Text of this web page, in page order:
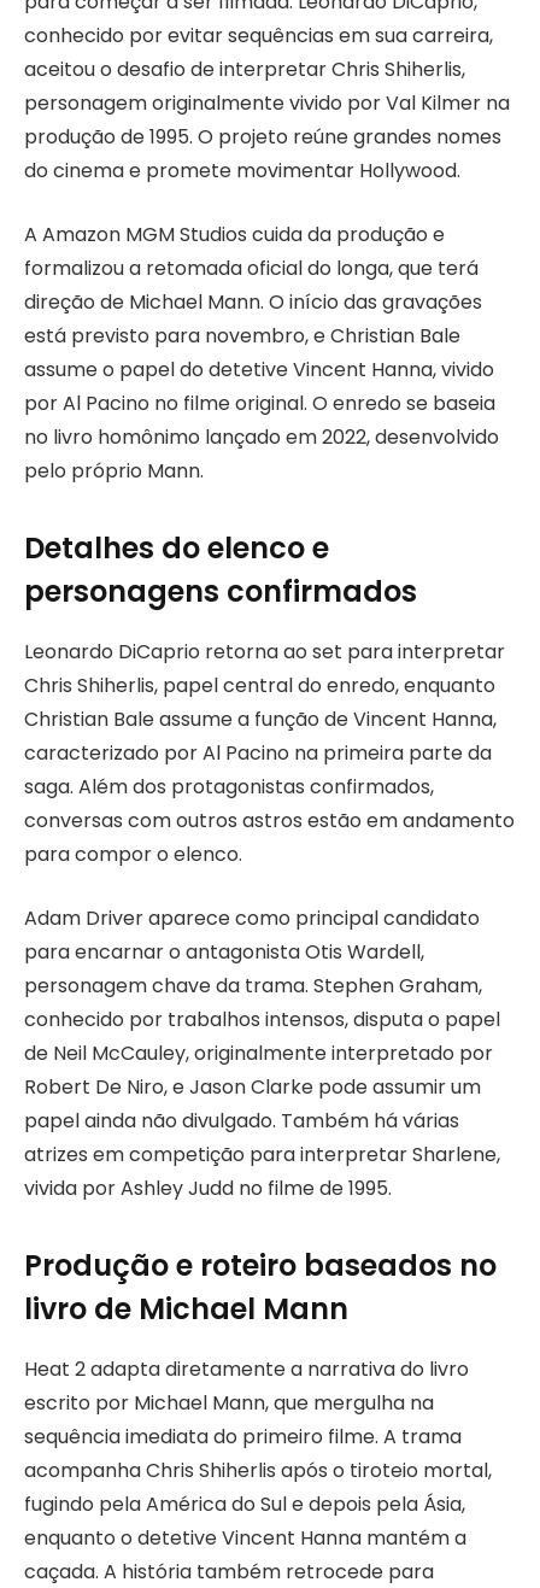
conhecido por evitar sequências em sua carreira,
aceitou o desafio de interpretar Chris Shiherlis,
personagem originalmente vivido por Val Kilmer na
produção de 1995. O projeto reúne grandes nomes
do cinema e promete movimentar Hollywood.
A Amazon MGM Studios cuida da produção e
formalizou a retomada oficial do longa, que terá
direção de Michael Mann. O início das gravações
está previsto para novembro, e Christian Bale
assume o papel do detetive Vincent Hanna, vivido
por Al Pacino no filme original. O enredo se baseia
no livro homônimo lançado em 2022, desenvolvido
pelo próprio Mann.
Detalhes do elenco e
personagens confirmados
Leonardo DiCaprio retorna ao set para interpretar
Chris Shiherlis, papel central do enredo, enquanto
Christian Bale assume a função de Vincent Hanna,
caracterizado por Al Pacino na primeira parte da
saga. Além dos protagonistas confirmados,
conversas com outros astros estão em andamento
para compor o elenco.
Adam Driver aparece como principal candidato
para encarnar o antagonista Otis Wardell,
personagem chave da trama. Stephen Graham,
conhecido por trabalhos intensos, disputa o papel
de Neil McCauley, originalmente interpretado por
Robert De Niro, e Jason Clarke pode assumir um
papel ainda não divulgado. Também há várias
atrizes em competição para interpretar Sharlene,
vivida por Ashley Judd no filme de 1995.
Produção e roteiro baseados no
livro de Michael Mann
Heat 2 adapta diretamente a narrativa do livro
escrito por Michael Mann, que mergulha na
sequência imediata do primeiro filme. A trama
acompanha Chris Shiherlis após o tiroteio mortal,
fugindo pela América do Sul e depois pela Ásia,
enquanto o detetive Vincent Hanna mantém a
caçada. A história também retrocede para